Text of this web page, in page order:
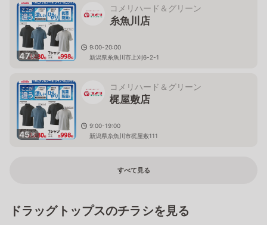
47枚
コメリハード＆グリーン
糸魚川店
9:00-20:00
新潟県糸魚川市上刈6-2-1
45枚
コメリハード＆グリーン
梶屋敷店
9:00-19:00
新潟県糸魚川市梶屋敷111
すべて見る
ドラッグトップスのチラシを見る